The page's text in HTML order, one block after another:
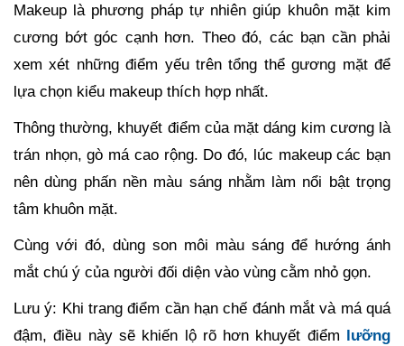
Makeup là phương pháp tự nhiên giúp khuôn mặt kim
cương bớt góc cạnh hơn. Theo đó, các bạn cần phải
xem xét những điểm yếu trên tổng thể gương mặt để
lựa chọn kiểu makeup thích hợp nhất.
Thông thường, khuyết điểm của mặt dáng kim cương là
trán nhọn, gò má cao rộng. Do đó, lúc makeup các bạn
nên dùng phấn nền màu sáng nhằm làm nổi bật trọng
tâm khuôn mặt.
Cùng với đó, dùng son môi màu sáng để hướng ánh
mắt chú ý của người đối diện vào vùng cằm nhỏ gọn.
Lưu ý: Khi trang điểm cần hạn chế đánh mắt và má quá
đậm, điều này sẽ khiến lộ rõ hơn khuyết điểm lưỡng